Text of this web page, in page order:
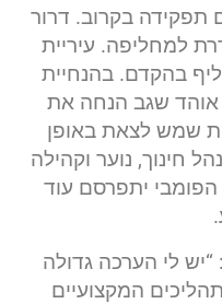
תפקידה בקרוב. דרור
למחליפה. עיריית
בהקדם. בהנחיית
אוהד שגב הנחה את
שמש לצאת באופן
חינוך, נוער וקהילה
יתפרסם עוד
לי הערכה גדולה
המקצועיים